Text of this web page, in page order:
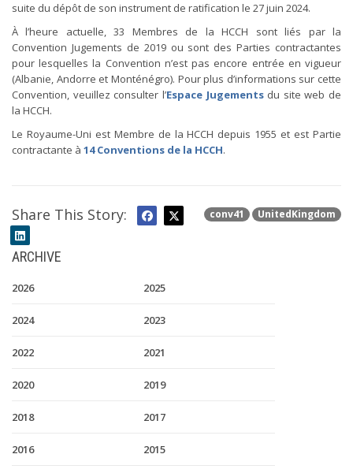
suite du dépôt de son instrument de ratification le 27 juin 2024.
À l’heure actuelle, 33 Membres de la HCCH sont liés par la
Convention Jugements de 2019 ou sont des Parties contractantes
pour lesquelles la Convention n’est pas encore entrée en vigueur
(Albanie, Andorre et Monténégro). Pour plus d’informations sur cette
Convention, veuillez consulter l’Espace Jugementsdu site web de
la HCCH.
Le Royaume-Uni est Membre de la HCCH depuis 1955 et est Partie
contractante à 14 Conventions de la HCCH.
conv41 UnitedKingdom
Share This Story:
ARCHIVE
2026 2025
2024 2023
2022 2021
2020 2019
2018 2017
2016 2015